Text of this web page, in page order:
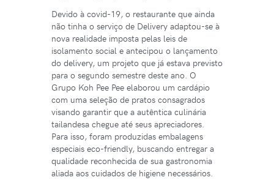
Devido à covid-19, o restaurante que ainda
não tinha o serviço de Delivery adaptou-se à
nova realidade imposta pelas leis de
isolamento social e antecipou o lançamento
do delivery, um projeto que já estava previsto
para o segundo semestre deste ano. O
Grupo Koh Pee Pee elaborou um cardápio
com uma seleção de pratos consagrados
visando garantir que a autêntica culinária
tailandesa chegue até seus apreciadores.
Para isso, foram produzidas embalagens
especiais eco-friendly, buscando entregar a
qualidade reconhecida de sua gastronomia
aliada aos cuidados de higiene necessários.